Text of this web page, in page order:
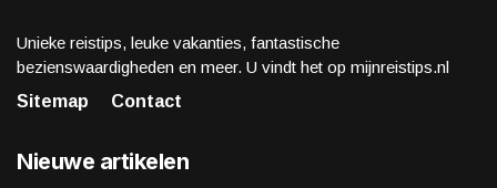
Unieke reistips, leuke vakanties, fantastische
bezienswaardigheden en meer. U vindt het op mijnreistips.nl
Sitemap
Contact
Nieuwe artikelen